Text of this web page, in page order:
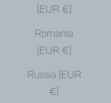
(EUR €)
Romania
(EUR €)
Russia (EUR
€)